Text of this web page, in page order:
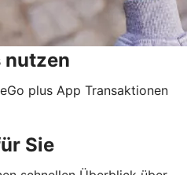
nutzen
plus App Transaktionen
Sie